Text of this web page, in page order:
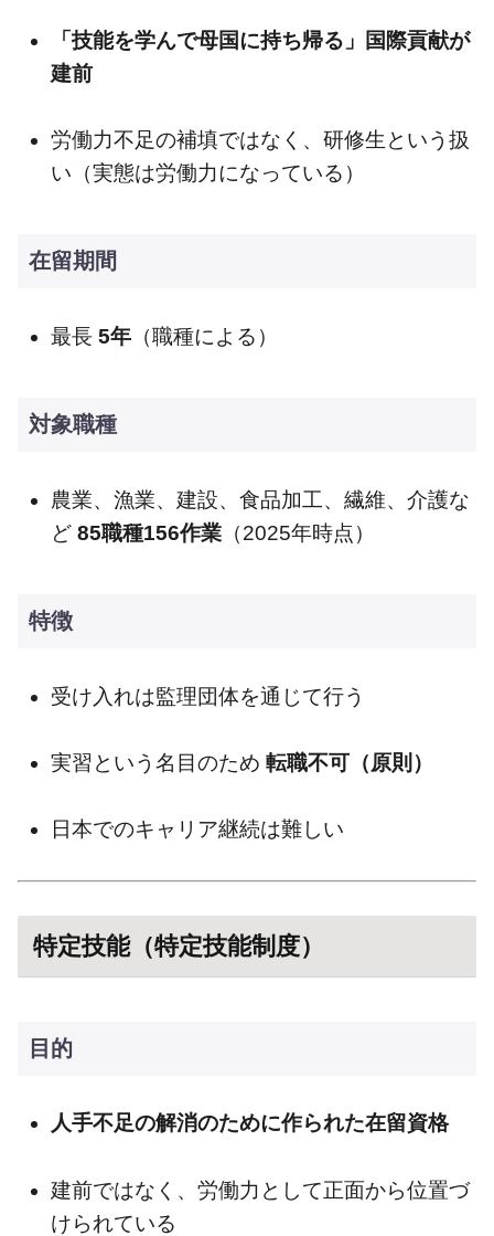
「技能を学んで母国に持ち帰る」国際貢献が
建前
労働力不足の補填ではなく、研修生という扱
い（実態は労働力になっている）
在留期間
最長 5年（職種による）
対象職種
農業、漁業、建設、食品加工、繊維、介護な
ど 85職種156作業（2025年時点）
特徴
受け入れは監理団体を通じて行う
実習という名目のため 転職不可（原則）
日本でのキャリア継続は難しい
特定技能（特定技能制度）
目的
人手不足の解消のために作られた在留資格
建前ではなく、労働力として正面から位置づ
けられている